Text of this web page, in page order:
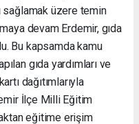
üzere temin
devam Erdemir, gıda
Bu kapsamda kamu
gıda yardımları ve
dağıtımlarıyla
İlçe Milli Eğitim
eğitime erişim